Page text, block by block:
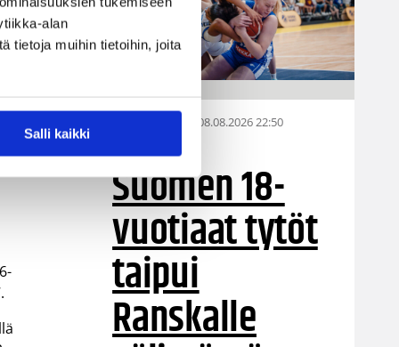
alan
tietoja muihin tietoihin, joita
Salli kaikki
08.08.2026 22:50
Suomen 18-
vuotiaat tytöt
taipui
Ranskalle